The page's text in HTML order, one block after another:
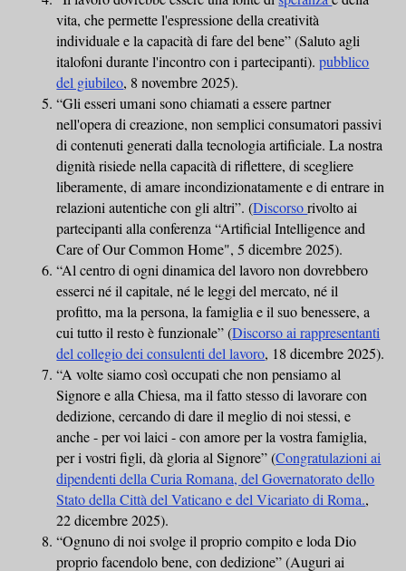
vita, che permette l'espressione della creatività
individuale e la capacità di fare del bene” (Saluto agli
italofoni durante l'incontro con i partecipanti).pubblico
del giubileo, 8 novembre 2025).
“Gli esseri umani sono chiamati a essere partner
nell'opera di creazione, non semplici consumatori passivi
di contenuti generati dalla tecnologia artificiale. La nostra
dignità risiede nella capacità di riflettere, di scegliere
liberamente, di amare incondizionatamente e di entrare in
relazioni autentiche con gli altri”. (Discorsorivolto ai
partecipanti alla conferenza “Artificial Intelligence and
Care of Our Common Home", 5 dicembre 2025).
“Al centro di ogni dinamica del lavoro non dovrebbero
esserci né il capitale, né le leggi del mercato, né il
profitto, ma la persona, la famiglia e il suo benessere, a
cui tutto il resto è funzionale” (Discorso ai rappresentanti
del collegio dei consulenti del lavoro, 18 dicembre 2025).
“A volte siamo così occupati che non pensiamo al
Signore e alla Chiesa, ma il fatto stesso di lavorare con
dedizione, cercando di dare il meglio di noi stessi, e
anche - per voi laici - con amore per la vostra famiglia,
per i vostri figli, dà gloria al Signore” (Congratulazioni ai
dipendenti della Curia Romana, del Governatorato dello
Stato della Città del Vaticano e del Vicariato di Roma.,
22 dicembre 2025).
“Ognuno di noi svolge il proprio compito e loda Dio
proprio facendolo bene, con dedizione” (Auguri ai